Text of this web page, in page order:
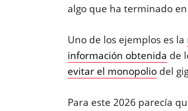
algo que ha terminado
Uno de los ejemplos es la
información obtenida de
evitar el monopoliodel
Para este 2026 parecía